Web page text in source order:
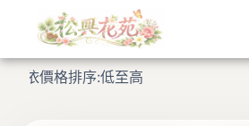
顯示所有 7 筆結果
價
格
排
序：
低
至